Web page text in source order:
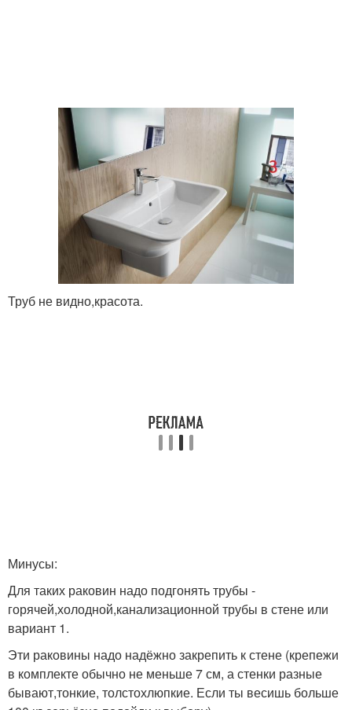
Труб не видно,красота.
Минусы:
Для таких раковин надо подгонять трубы -
горячей,холодной,канализационной трубы в стене или
вариант 1.
Эти раковины надо надёжно закрепить к стене (крепежи
в комплекте обычно не меньше 7 см, а стенки разные
бывают,тонкие, толстохлюпкие. Если ты весишь больше